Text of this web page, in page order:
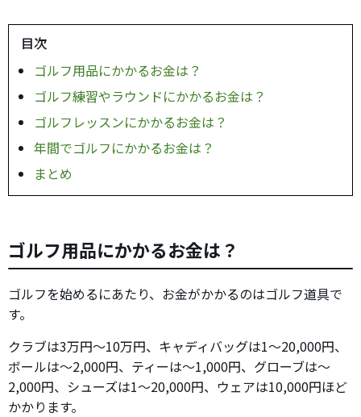
目次
ゴルフ用品にかかるお金は？
ゴルフ練習やラウンドにかかるお金は？
ゴルフレッスンにかかるお金は？
年間でゴルフにかかるお金は？
まとめ
ゴルフ用品にかかるお金は？
ゴルフを始めるにあたり、お金がかかるのはゴルフ道具で
す。
クラブは3万円～10万円、キャディバッグは1～20,000円、
ボールは～2,000円、ティーは～1,000円、グローブは～
2,000円、シューズは1～20,000円、ウェアは10,000円ほど
かかります。